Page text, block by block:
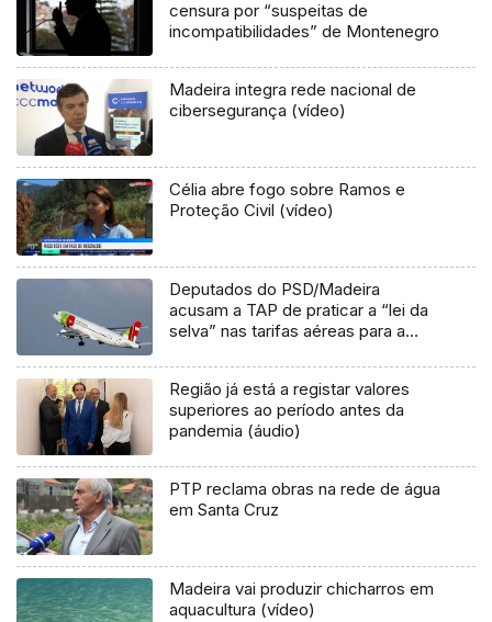
censura por “suspeitas de
incompatibilidades” de Montenegro
Madeira integra rede nacional de
cibersegurança (vídeo)
Célia abre fogo sobre Ramos e
Proteção Civil (vídeo)
Deputados do PSD/Madeira
acusam a TAP de praticar a “lei da
selva” nas tarifas aéreas para a
Região já está a registar valores
superiores ao período antes da
pandemia (áudio)
PTP reclama obras na rede de água
em Santa Cruz
Madeira vai produzir chicharros em
aquacultura (vídeo)